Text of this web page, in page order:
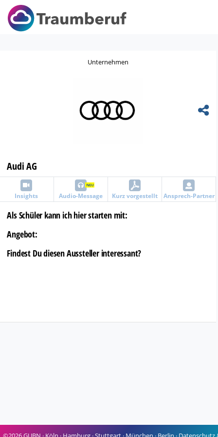
Unternehmen
Audi AG
Insights Audio-Message Kurz vorgestellt Ansprech-Partner
Als Schüler kann ich hier starten mit:
Angebot:
Findest Du diesen Aussteller interessant?